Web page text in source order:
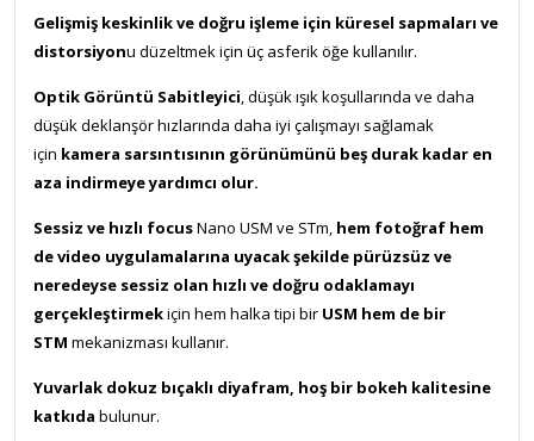
Gelişmiş keskinlik ve doğru işleme için küresel sapmaları ve
distorsiyonu düzeltmek için üç asferik öğe kullanılır.
Optik Görüntü Sabitleyici, düşük ışık koşullarında ve daha
düşük deklanşör hızlarında daha iyi çalışmayı sağlamak
için kamera sarsıntısının görünümünü beş durak kadar en
aza indirmeye yardımcı olur.
Sessiz ve hızlı focusNano USM ve STm, hem fotoğraf hem
de video uygulamalarına uyacak şekilde pürüzsüz ve
neredeyse sessiz olan hızlı ve doğru odaklamayı
gerçekleştirmekiçin hem halka tipi bir USM hem de bir
STM mekanizması kullanır.
Yuvarlak dokuz bıçaklı diyafram, hoş bir bokeh kalitesine
katkıda bulunur.